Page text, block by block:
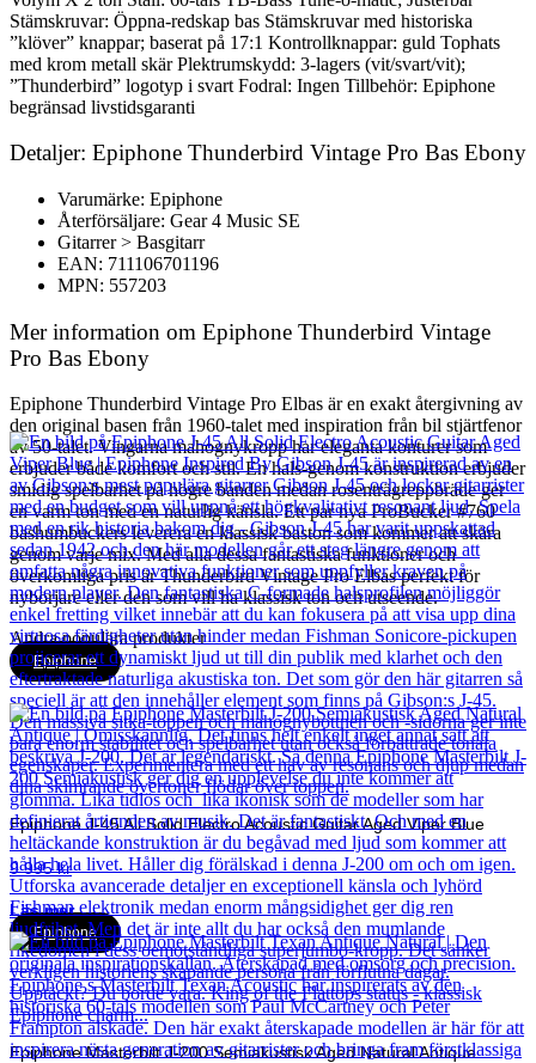
Stämskruvar: Öppna-redskap bas Stämskruvar med historiska
”klöver” knappar; baserat på 17:1 Kontrollknappar: guld Tophats
med krom metall skär Plektrumskydd: 3-lagers (vit/svart/vit);
”Thunderbird” logotyp i svart Fodral: Ingen Tillbehör: Epiphone
begränsad livstidsgaranti
Detaljer: Epiphone Thunderbird Vintage Pro Bas Ebony
Varumärke: Epiphone
Återförsäljare: Gear 4 Music SE
Gitarrer > Basgitarr
EAN: 711106701196
MPN: 557203
Mer information om Epiphone Thunderbird Vintage
Pro Bas Ebony
Epiphone Thunderbird Vintage Pro Elbas är en exakt återgivning av
den original basen från 1960-talet med inspiration från bil stjärtfenor
av 50-talet. Vingarna mahognykropp har eleganta konturer som
erbjuder både komfort och stil. En hals-genom konstruktion erbjuder
smidig spelbarhet på högre banden medan rosenträgreppbräde ger
en varm ton med en naturlig känsla. Ett par nya ProBucker #760
bashumbuckers leverera en klassisk baston som kommer att skära
genom varje mix. Med alla dessa fantastiska funktioner och
överkomliga pris är Thunderbird Vintage Pro Elbas perfekt för
nybörjare eller den som vill ha klassisk ton och utseende.
Andra populära produkter
Epiphone
Epiphone J-45 All Solid Electro Acoustic Guitar Aged Viper Blue
9 995kr
Läs mer
Epiphone
Epiphone Masterbilt J-200 Semiakustisk Aged Natural Antique